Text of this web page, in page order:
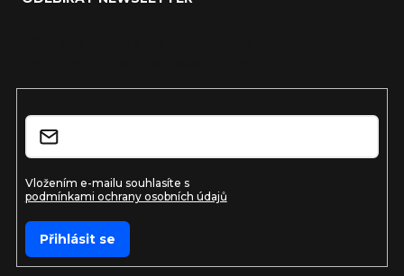
Vložením e-mailu souhlasíte s
podmínkami ochrany osobních údajů
Přihlásit se